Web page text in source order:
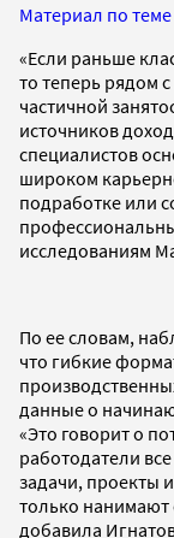
Материал по теме
«Если раньше
то теперь рядом
частичной
источников
специалистов
широком
подработке или
исследованиям
По ее словам,
что гибкие
данные о
«Это говорит о
работодатели
задачи, проекты
только нанимают
добавила